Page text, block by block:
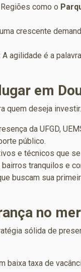
Regiões como o
crescente
A agilidade é a
em
quem deseja
da UFGD,
público.
e técnicos que
tranquilos e
buscam sua
no
sólida de
baixa taxa de